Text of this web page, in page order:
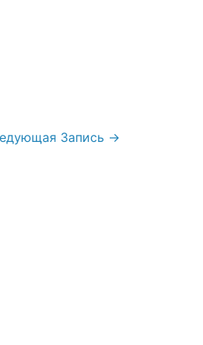
Запись →